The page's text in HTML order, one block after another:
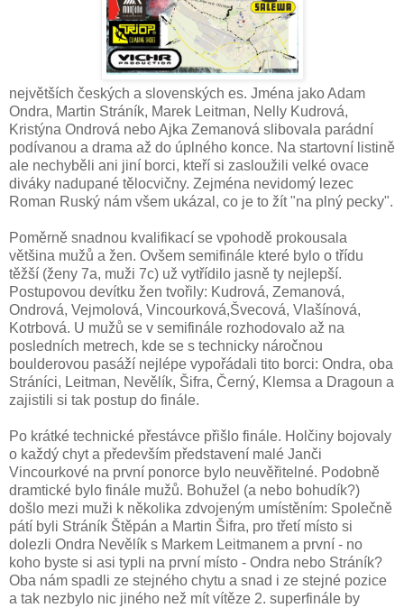
největších českých a slovenských es. Jména jako Adam
Ondra, Martin Stráník, Marek Leitman, Nelly Kudrová,
Kristýna Ondrová nebo Ajka Zemanová slibovala parádní
podívanou a drama až do úplného konce. Na startovní listině
ale nechyběli ani jiní borci, kteří si zasloužili velké ovace
diváky nadupané tělocvičny. Zejména nevidomý lezec
Roman Ruský nám všem ukázal, co je to žít "na plný pecky".
Poměrně snadnou kvalifikací se vpohodě prokousala
většina mužů a žen. Ovšem semifinále které bylo o třídu
těžší (ženy 7a, muži 7c) už vytřídilo jasně ty nejlepší.
Postupovou devítku žen tvořily: Kudrová, Zemanová,
Ondrová, Vejmolová, Vincourková,Švecová, Vlašínová,
Kotrbová. U mužů se v semifinále rozhodovalo až na
posledních metrech, kde se s technicky náročnou
boulderovou pasáží nejlépe vypořádali tito borci: Ondra, oba
Stráníci, Leitman, Nevělík, Šifra, Černý, Klemsa a Dragoun a
zajistili si tak postup do finále.
Po krátké technické přestávce přišlo finále. Holčiny bojovaly
o každý chyt a především představení malé Janči
Vincourkové na první ponorce bylo neuvěřitelné. Podobně
dramtické bylo finále mužů. Bohužel (a nebo bohudík?)
došlo mezi muži k několika zdvojeným umístěním: Společně
pátí byli Stráník Štěpán a Martin Šifra, pro třetí místo si
dolezli Ondra Nevělík s Markem Leitmanem a první - no
koho byste si asi typli na první místo - Ondra nebo Stráník?
Oba nám spadli ze stejného chytu a snad i ze stejné pozice
a tak nezbylo nic jiného než mít vítěze 2. superfinále by